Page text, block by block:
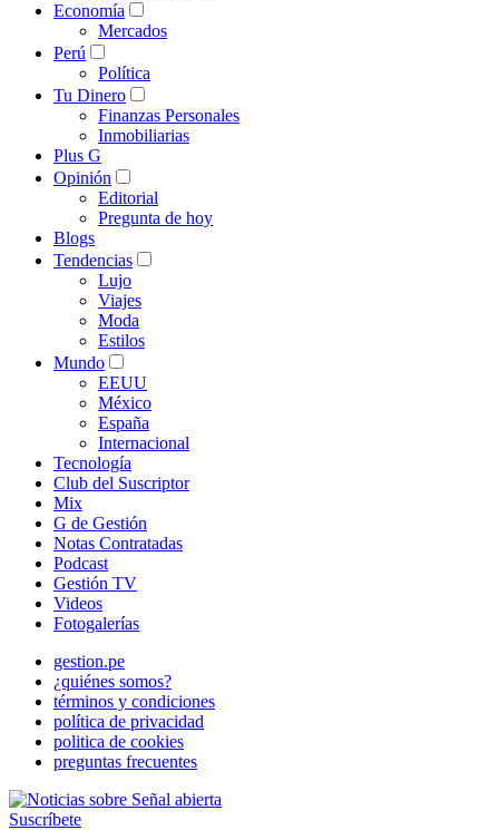
Economía
Mercados
Perú
Política
Tu Dinero
Finanzas Personales
Inmobiliarias
Plus G
Opinión
Editorial
Pregunta de hoy
Blogs
Tendencias
Lujo
Viajes
Moda
Estilos
Mundo
EEUU
México
España
Internacional
Tecnología
Club del Suscriptor
Mix
G de Gestión
Notas Contratadas
Podcast
Gestión TV
Videos
Fotogalerías
gestion.pe
¿quiénes somos?
términos y condiciones
política de privacidad
politica de cookies
preguntas frecuentes
Suscríbete